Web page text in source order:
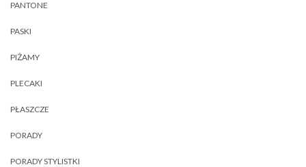
PANTONE
PASKI
PIŻAMY
PLECAKI
PŁASZCZE
PORADY
PORADY STYLISTKI